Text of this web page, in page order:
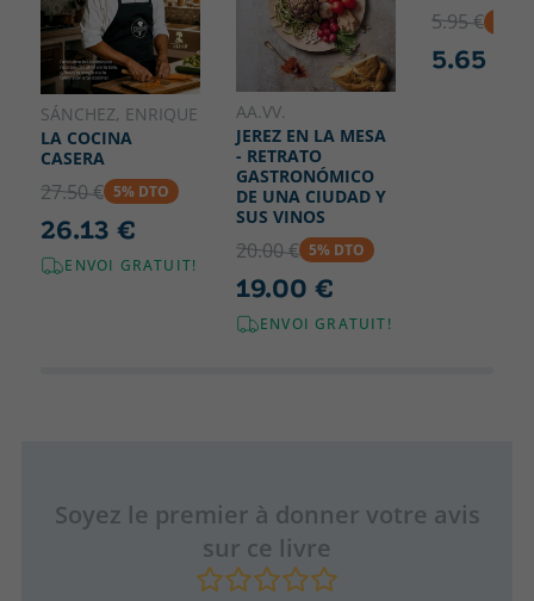
SÁNCHEZ, ENRIQUE
LA COCINA
CASERA
27.50 € 5% DTO
26.13 €
ENVOI GRATUIT!
AA.VV.
JEREZ EN LA MESA
- RETRATO
GASTRONÓMICO
DE UNA CIUDAD Y
SUS VINOS
20.00 € 5% DTO
19.00 €
ENVOI GRATUIT!
5.95 €
5.65 €
Soyez le premier à donner votre avis
sur ce livre